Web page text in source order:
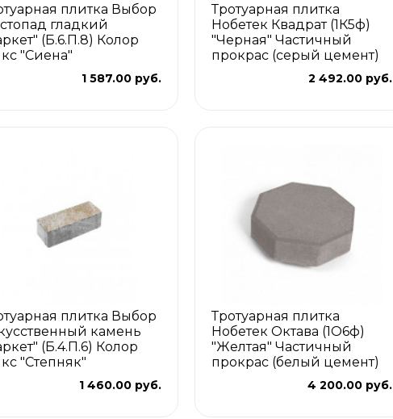
плитка Выбор
гладкий
(Б.6.П.8) Колор
"Сиена"
1 587.00 руб.
Тротуарная плитка
Нобетек Квадрат (1К5ф)
"Черная" Частичный
прокрас (серый цемент)
2 492.00 руб.
плитка Выбор
камень
(Б.4.П.6) Колор
"Степняк"
1 460.00 руб.
Тротуарная плитка
Нобетек Октава (1О6ф)
"Желтая" Частичный
прокрас (белый цемент)
4 200.00 руб.